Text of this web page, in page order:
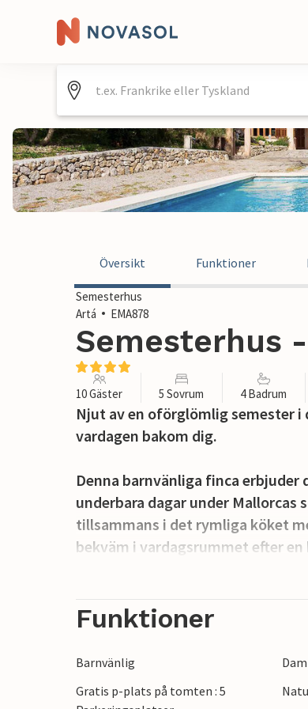
Översikt Funktioner
Semesterhus
Artá
EMA878
Semesterhus
10 Gäster 5 Sovrum 4 Badrum
Njut av en oförglömlig semester
vardagen bakom dig.
Denna barnvänliga finca
underbara dagar under Mallorcas
tillsammans i det rymliga köket
bekväm i vardagsrummet efter
Det rymliga utomhusområdet är
panoramautsikten. I den stora
sommarnätterna med
Funktioner
Barnvänlig
Gratis p-plats på tomten : 5